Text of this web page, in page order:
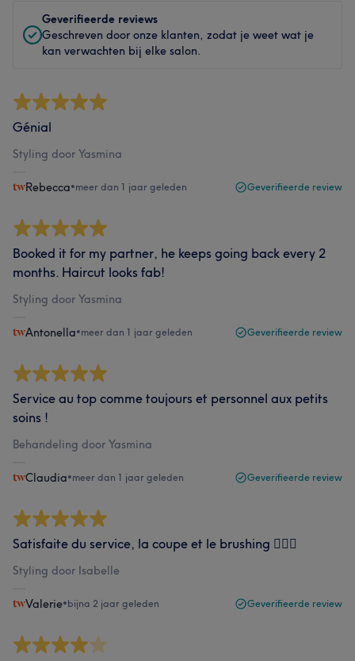
Geverifieerde reviews
Geschreven door onze klanten, zodat je weet wat je
kan verwachten bij elke salon.
Génial
Styling door Yasmina
Rebecca•meer dan 1 jaar geleden Geverifieerde review
Booked it for my partner, he keeps going back every 2
months. Haircut looks fab!
Styling door Yasmina
Antonella•meer dan 1 jaar geleden Geverifieerde review
Service au top comme toujours et personnel aux petits
soins !
Behandeling door Yasmina
Claudia•meer dan 1 jaar geleden Geverifieerde review
Satisfaite du service, la coupe et le brushing 💇🏻‍♀️
Styling door Isabelle
Valerie•bijna 2 jaar geleden Geverifieerde review